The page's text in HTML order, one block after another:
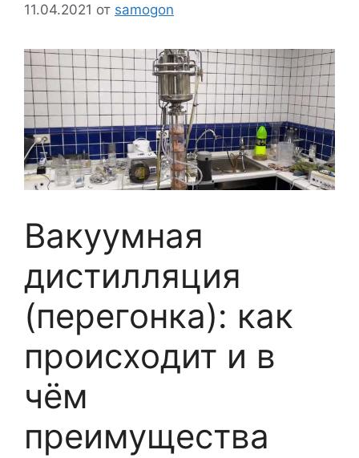
11.04.2021 от samogon
Вакуумная
дистилляция
(перегонка): как
происходит и в
чём
преимущества